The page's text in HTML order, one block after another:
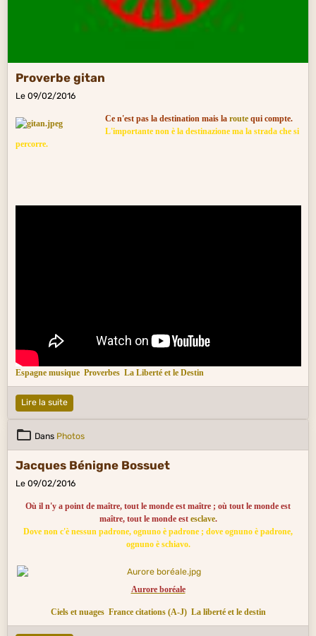
Proverbe gitan
Le 09/02/2016
Ce n'est pas la destination mais la routequi compte.
L'importante non è la destinazione ma la strada che si
percorre.
Espagne musique Proverbes La Liberté et le Destin
Lire la suite
Dans Photos
Jacques Bénigne Bossuet
Le 09/02/2016
Où il n'y a point de maître, tout le monde est maître ; où tout le monde est
maître, tout le monde est esclave.
Dove non c'è nessun padrone, ognuno è padrone ; dove ognuno è padrone,
ognuno è schiavo.
Aurore boréale
Ciels et nuages France citations (A-J) La liberté et le destin